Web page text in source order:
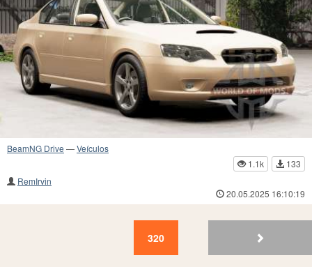
BeamNG Drive —Veículos
1.1k
133
RemIrvin
20.05.2025 16:10:19
316 315 314 313 312 311
320